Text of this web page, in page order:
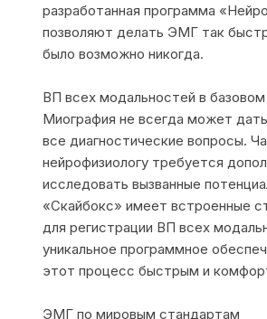
разработанная программа
позволяют делать ЭМГ так
было возможно никогда.
ВП всех модальностей в
Миография не всегда может
все диагностические вопросы.
нейрофизиологу требуется
исследовать вызванные
«Скайбокс» имеет встроенные
для регистрации ВП всех
уникальное программное
этот процесс быстрым и
ЭМГ по мировым стандартам